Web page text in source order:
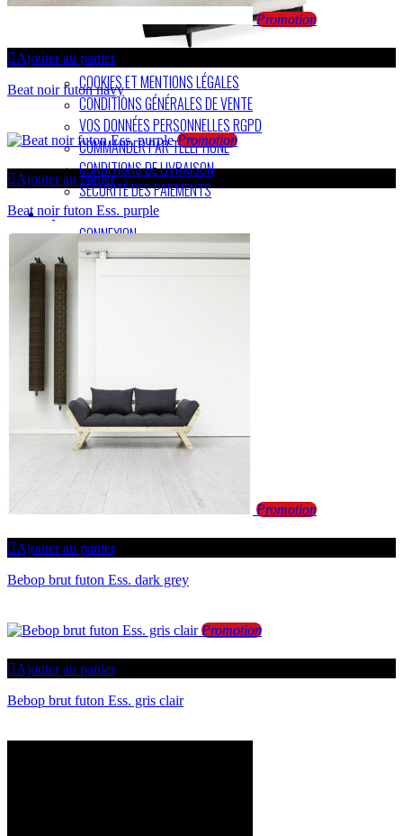
COOKIES ET MENTIONS LÉGALES
CONDITIONS GÉNÉRALES DE VENTE
VOS DONNÉES PERSONNELLES RGPD
COMMANDER PAR TÉLÉPHONE
CONDITIONS DE LIVRAISON
SÉCURITÉ DES PAIEMENTS
CONNEXION
DÉCONNEXION
Promotion
Ajouter au panier
Beat noir futon navy
Promotion
Ajouter au panier
Beat noir futon Ess. purple
Promotion
Ajouter au panier
Bebop brut futon Ess. dark grey
Promotion
Ajouter au panier
Bebop brut futon Ess. gris clair